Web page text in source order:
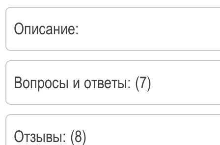
Описание:
Вопросы и ответы: (7)
Отзывы: (8)